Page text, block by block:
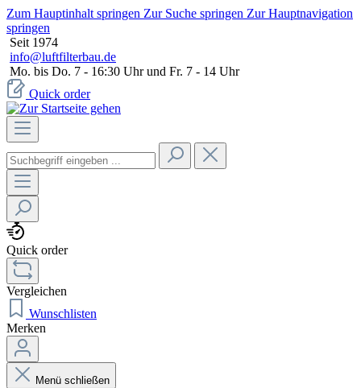
Zum Hauptinhalt springen Zur Suche springen Zur Hauptnavigation
springen
Seit 1974
info@luftfilterbau.de
Mo. bis Do. 7 - 16:30 Uhr und Fr. 7 - 14 Uhr
Quick order
Quick order
Vergleichen
Wunschlisten
Merken
Menü schließen